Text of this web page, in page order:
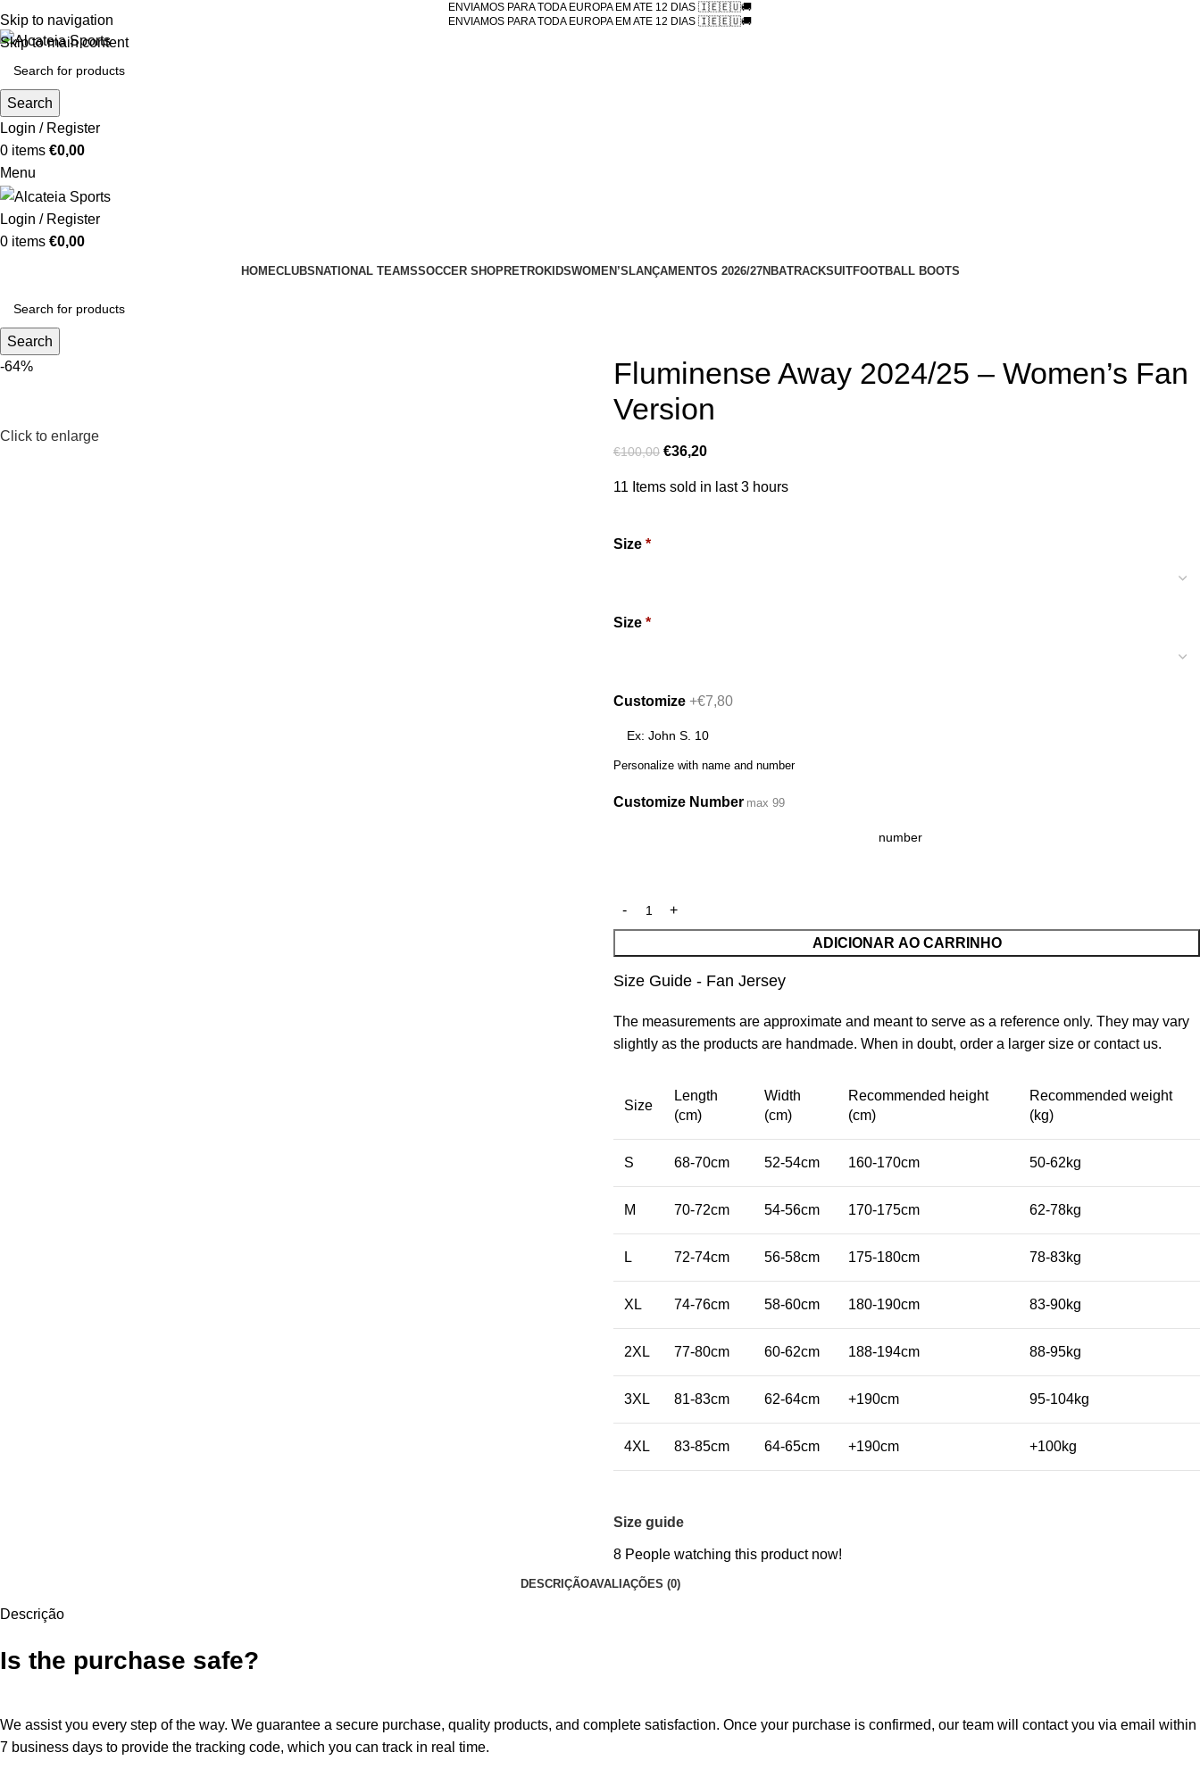
Skip to navigation
Skip to main content
ENVIAMOS PARA TODA EUROPA EM ATE 12 DIAS 🇮🇪🇪🇺🚚
ENVIAMOS PARA TODA EUROPA EM ATE 12 DIAS 🇮🇪🇪🇺🚚
Search
Login / Register
0 items €0,00
Menu
Login / Register
0 items €0,00
HOMECLUBS NATIONAL TEAMSSOCCER SHOPRETROKIDSWOMEN’S LANÇAMENTOS 2026/27NBATRACKSUITFOOTBALL BOOTS
Search
-64%
Click to enlarge
Fluminense Away 2024/25 – Women’s Fan
Version
€100,00 €36,20
11 Items sold in last 3 hours
Size *
Size *
Customize +€7,80
Personalize with name and number
Customize Number max 99
ADICIONAR AO CARRINHO
Size Guide - Fan Jersey
The measurements are approximate and meant to serve as a reference only. They may vary
slightly as the products are handmade. When in doubt, order a larger size or contact us.
Size
Length
(cm)
Width
(cm)
Recommended height
(cm)
Recommended weight
(kg)
S 68-70cm 52-54cm 160-170cm 50-62kg
M 70-72cm 54-56cm 170-175cm 62-78kg
L 72-74cm 56-58cm 175-180cm 78-83kg
XL 74-76cm 58-60cm 180-190cm 83-90kg
2XL 77-80cm 60-62cm 188-194cm 88-95kg
3XL 81-83cm 62-64cm +190cm 95-104kg
4XL 83-85cm 64-65cm +190cm +100kg
Size guide
8 People watching this product now!
DESCRIÇÃOAVALIAÇÕES (0)
Descrição
Is the purchase safe?
We assist you every step of the way. We guarantee a secure purchase, quality products, and complete satisfaction. Once your purchase is confirmed, our team will contact you via email within
7 business days to provide the tracking code, which you can track in real time.